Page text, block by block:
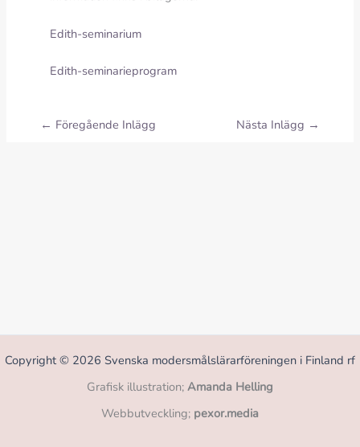
Edith-seminarium
Edith-seminarieprogram
← Föregående Inlägg Nästa Inlägg →
Copyright © 2026 Svenska modersmålslärarföreningen i Finland rf
Grafisk illustration; Amanda Helling
Webbutveckling; pexor.media